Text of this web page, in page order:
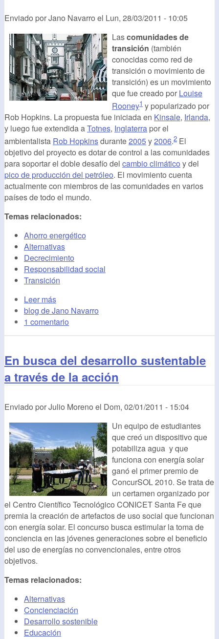
Enviado porJano Navarro el Lun, 28/03/2011 - 10:05
Lascomunidades de
transición (también
conocidas como red de
transición o movimiento de
transición) es un movimiento
que fue creado por Louise
Rooney1 y popularizado por
Rob Hopkins. La propuesta fue iniciada en Kinsale, Irlanda,
y luego fue extendida aTotnes, Inglaterra por el
ambientalista Rob Hopkinsdurante2005y2006.2 El
objetivo del proyecto es dotar de control a las comunidades
para soportar el doble desafío del cambio climático y del
pico de producción del petróleo. El movimiento cuenta
actualmente con miembros de las comunidades en varios
países de todo el mundo.
Temas relacionados:
Ahorro energético
Alternativas
Decrecimiento
Responsabilidad social
Transición
Leer más
blog de Jano Navarro
1 comentario
En busca del desarrollo sustentable
a través de la acción
Enviado porJulio Moreno el Dom, 02/01/2011 - 15:04
Un equipo de estudiantes
que creó un dispositivo que
potabiliza agua y que
funciona con energía solar
ganó el primer premio de
ConcurSOL 2010. Se trata de
un certamen organizado por
el Centro Científico Tecnológico CONICET Santa Fe que
premia la creación de artefactos de uso social que funcionan
con energía solar. El concurso busca estimular la toma de
conciencia en las jóvenes generaciones sobre el beneficio
del uso de energías no convencionales, entre otros
objetivos.
Temas relacionados:
Alternativas
Concienciación
Desarrollo sostenible
Educación